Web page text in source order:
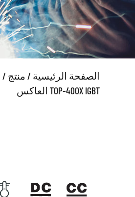
الصفحة الرئيسية / منتج /
العاكس TOP-400X IGBT